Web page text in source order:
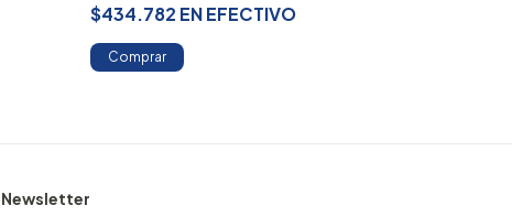
$434.782 ENEFECTIVO
Comprar
Newsletter